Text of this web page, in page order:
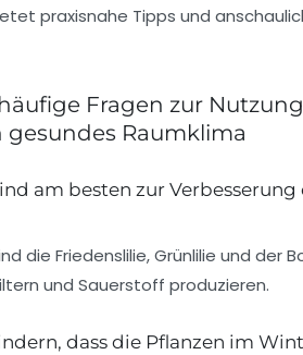
praxisnahe Tipps und
Fragen zur
gesundes Raumklima
am besten zur Verbesserung
die Friedenslilie, Grünlilie und der
und Sauerstoff produzieren.
dass die Pflanzen im